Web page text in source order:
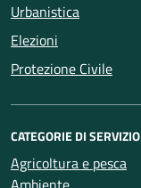
Urbanistica
Elezioni
Protezione Civile
CATEGORIE DI SERVIZIO
Agricoltura e pesca